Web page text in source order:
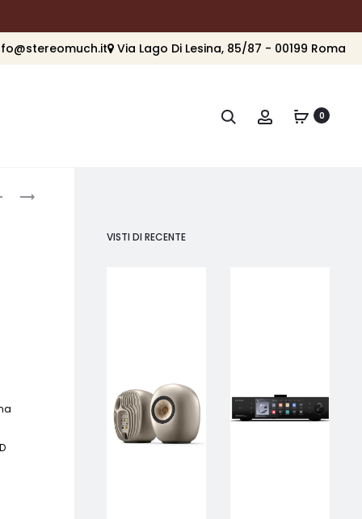
Via Lago Di Lesina, 85/87 - 00199 Roma
Cerca Account0
DENON
DENON
VISTI DI RECENTE